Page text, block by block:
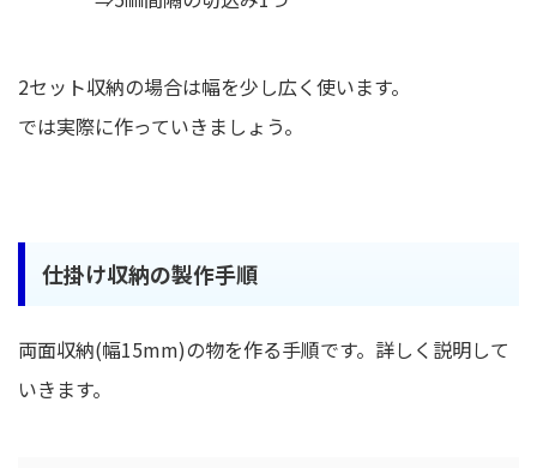
2セット収納の場合は幅を少し広く使います。
では実際に作っていきましょう。
仕掛け収納の製作手順
両面収納(幅15mm)の物を作る手順です。詳しく説明して
いきます。